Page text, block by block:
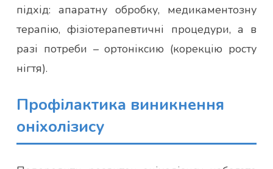
підхід: апаратну обробку, медикаментозну
терапію, фізіотерапевтичні процедури, а в
разі потреби – ортоніксию (корекцію росту
нігтя).
Профілактика виникнення
оніхолізису